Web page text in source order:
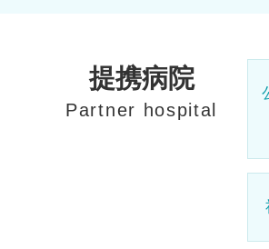
提携病院
Partner hospital